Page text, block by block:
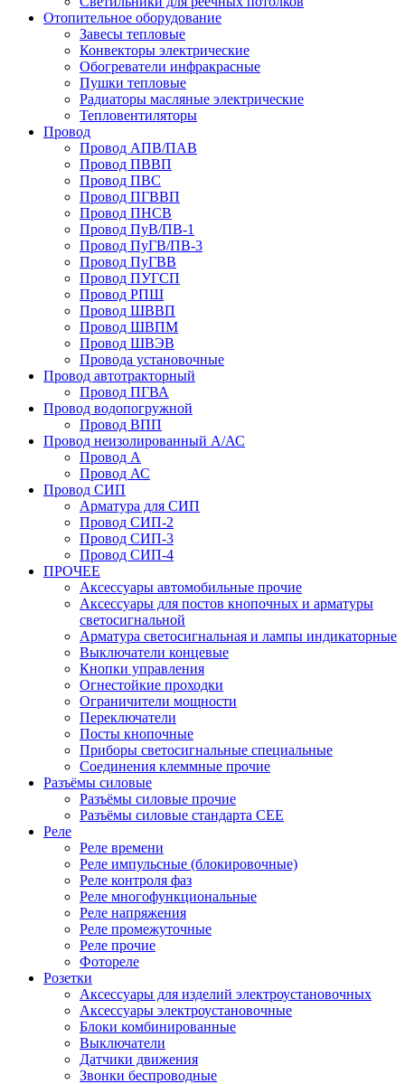
Отопительное оборудование
Завесы тепловые
Конвекторы электрические
Обогреватели инфракрасные
Пушки тепловые
Радиаторы масляные электрические
Тепловентиляторы
Провод
Провод АПВ/ПАВ
Провод ПВВП
Провод ПВС
Провод ПГВВП
Провод ПНСВ
Провод ПуВ/ПВ-1
Провод ПуГВ/ПВ-3
Провод ПуГВВ
Провод ПУГСП
Провод РПШ
Провод ШВВП
Провод ШВПМ
Провод ШВЭВ
Провода установочные
Провод автотракторный
Провод ПГВА
Провод водопогружной
Провод ВПП
Провод неизолированный А/АС
Провод А
Провод АС
Провод СИП
Арматура для СИП
Провод СИП-2
Провод СИП-3
Провод СИП-4
ПРОЧЕЕ
Аксессуары автомобильные прочие
Аксессуары для постов кнопочных и арматуры
светосигнальной
Арматура светосигнальная и лампы индикаторные
Выключатели концевые
Кнопки управления
Огнестойкие проходки
Ограничители мощности
Переключатели
Посты кнопочные
Приборы светосигнальные специальные
Соединения клеммные прочие
Разъёмы силовые
Разъёмы силовые прочие
Разъёмы силовые стандарта CEE
Реле
Реле времени
Реле импульсные (блокировочные)
Реле контроля фаз
Реле многофункциональные
Реле напряжения
Реле промежуточные
Реле прочие
Фотореле
Розетки
Аксессуары для изделий электроустановочных
Аксессуары электроустановочные
Блоки комбинированные
Выключатели
Датчики движения
Звонки беспроводные